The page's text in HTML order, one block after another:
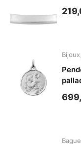
Bijoux